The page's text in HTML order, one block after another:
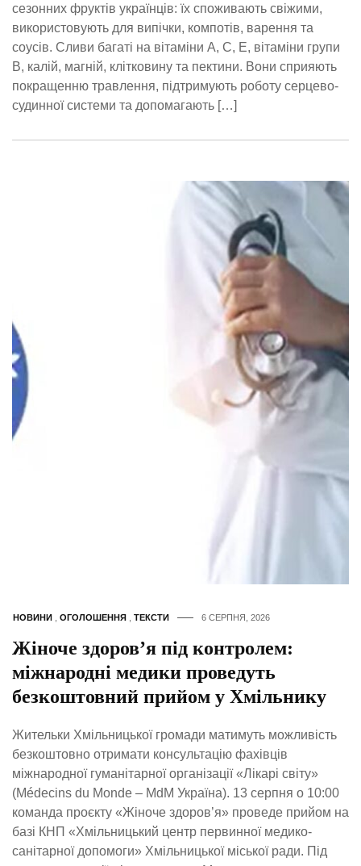
сезонних фруктів українців: їх споживають свіжими,
використовують для випічки, компотів, варення та
соусів. Сливи багаті на вітаміни А, С, Е, вітаміни групи
В, калій, магній, клітковину та пектини. Вони сприяють
покращенню травлення, підтримують роботу серцево-
судинної системи та допомагають […]
НОВИНИ ОГОЛОШЕННЯ ТЕКСТИ 6 СЕРПНЯ, 2026
Жіноче здоров’я під контролем:
міжнародні медики проведуть
безкоштовний прийом у Хмільнику
Жительки Хмільницької громади матимуть можливість
безкоштовно отримати консультацію фахівців
міжнародної гуманітарної організації «Лікарі світу»
(Médecins du Monde – MdM Україна). 13 серпня о 10:00
команда проєкту «Жіноче здоров’я» проведе прийом на
базі КНП «Хмільницький центр первинної медико-
санітарної допомоги» Хмільницької міської ради. Під